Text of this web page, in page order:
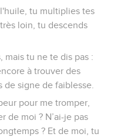
tu multiplies tes
loin, tu descends
mais tu ne te dis pas :
à trouver des
de signe de faiblesse.
pour me tromper,
de moi ? N’ai-je pas
? Et de moi, tu